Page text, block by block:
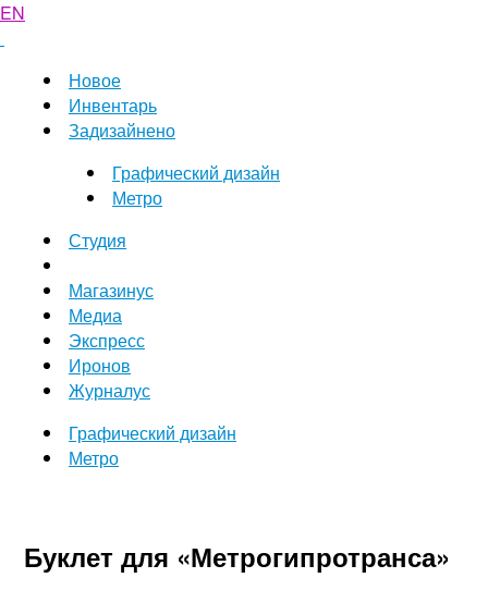
EN
Новое
Инвентарь
Задизайнено
Графический дизайн
Метро
Студия
Магазинус
Медиа
Экспресс
Иронов
Журналус
Графический дизайн
Метро
Буклет для «Метрогипротранса»